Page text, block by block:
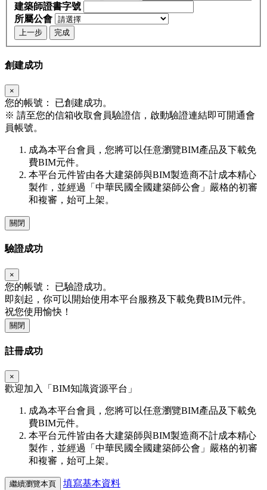
建築師證書字號
所屬公會
上一步 完成
創建成功
×
您的帳號：
已創建成功。
※ 請至您的信箱收取會員驗證信，啟動驗證連結即可開通會
員帳號。
成為本平台會員，您將可以任意瀏覽BIM產品及下載免
費BIM元件。
本平台元件皆由各大建築師與BIM製造商不計成本精心
製作，並經過「中華民國全國建築師公會」嚴格的初審
和複審，始可上架。
關閉
驗證成功
×
您的帳號：
已驗證成功。
即刻起，你可以開始使用本平台服務及下載免費BIM元件。
祝您使用愉快！
關閉
註冊成功
×
歡迎加入「 BIM知識資源平台」
成為本平台會員，您將可以任意瀏覽BIM產品及下載免
費BIM元件。
本平台元件皆由各大建築師與BIM製造商不計成本精心
製作，並經過「中華民國全國建築師公會」嚴格的初審
和複審，始可上架。
繼續瀏覽本頁 填寫基本資料